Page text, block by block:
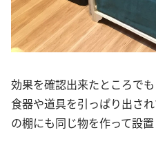
効果を確認出来たところで
食器や道具を引っぱり出さ
の棚にも同じ物を作って設置